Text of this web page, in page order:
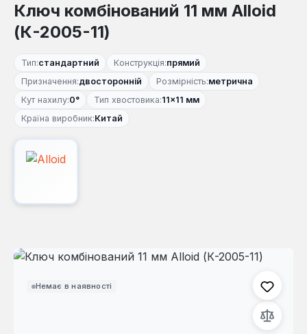
Ключ комбінований 11 мм Alloid
(К-2005-11)
Тип:стандартний Конструкція:прямий
Призначення:двосторонній Розмірність:метрична
Кут нахилу:0° Тип хвостовика:11×11 мм
Країна виробник:Китай
Немає в наявності
Пропустити галерею зображень